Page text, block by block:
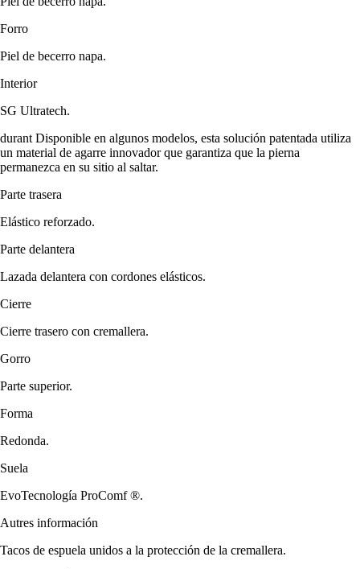
Forro
Piel de becerro napa.
Interior
SG Ultratech.
durant Disponible en algunos modelos, esta solución patentada utiliza
un material de agarre innovador que garantiza que la pierna
permanezca en su sitio al saltar.
Parte trasera
Elástico reforzado.
Parte delantera
Lazada delantera con cordones elásticos.
Cierre
Cierre trasero con cremallera.
Gorro
Parte superior.
Forma
Redonda.
Suela
EvoTecnología ProComf ®.
Autres información
Tacos de espuela unidos a la protección de la cremallera.